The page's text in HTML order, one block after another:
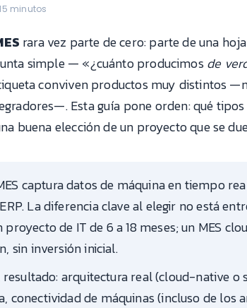
minutos
rara vez parte de cero: parte de una
simple — «¿cuánto producimos de
conviven productos muy distintos
Esta guía pone orden: qué
buena elección de un proyecto que se
captura datos de máquina en tiempo
La diferencia clave al elegir no está
de IT de 6 a 18 meses; un MES
sin inversión inicial.
resultado: arquitectura real (cloud-native
de máquinas (incluso de los